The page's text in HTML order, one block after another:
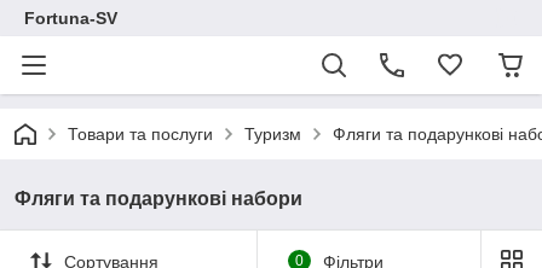
Fortuna-SV
Товари та послуги Туризм Фляги та подарункові
Фляги та подарункові набори
Сортування 0 Фільтри